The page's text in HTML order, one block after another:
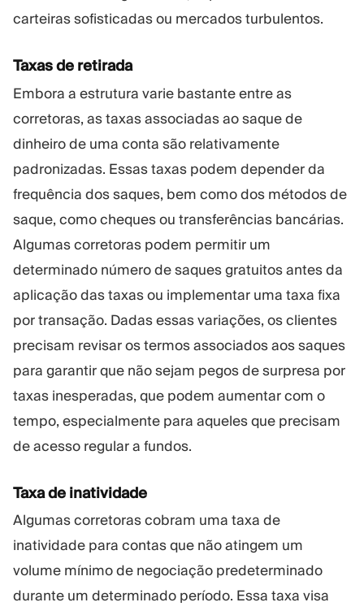
carteiras sofisticadas ou mercados turbulentos.
Taxas de retirada
Embora a estrutura varie bastante entre as
corretoras, as taxas associadas ao saque de
dinheiro de uma conta são relativamente
padronizadas. Essas taxas podem depender da
frequência dos saques, bem como dos métodos de
saque, como cheques ou transferências bancárias.
Algumas corretoras podem permitir um
determinado número de saques gratuitos antes da
aplicação das taxas ou implementar uma taxa fixa
por transação. Dadas essas variações, os clientes
precisam revisar os termos associados aos saques
para garantir que não sejam pegos de surpresa por
taxas inesperadas, que podem aumentar com o
tempo, especialmente para aqueles que precisam
de acesso regular a fundos.
Taxa de inatividade
Algumas corretoras cobram uma taxa de
inatividade para contas que não atingem um
volume mínimo de negociação predeterminado
durante um determinado período. Essa taxa visa